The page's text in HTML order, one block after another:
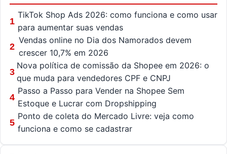
1
TikTok Shop Ads 2026: como funciona e como usar
para aumentar suas vendas
2
Vendas online no Dia dos Namorados devem
crescer 10,7% em 2026
3
Nova política de comissão da Shopee em 2026: o
que muda para vendedores CPF e CNPJ
4
Passo a Passo para Vender na Shopee Sem
Estoque e Lucrar com Dropshipping
5
Ponto de coleta do Mercado Livre: veja como
funciona e como se cadastrar